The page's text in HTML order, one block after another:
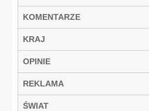
KOMENTARZE
KRAJ
OPINIE
REKLAMA
ŚWIAT